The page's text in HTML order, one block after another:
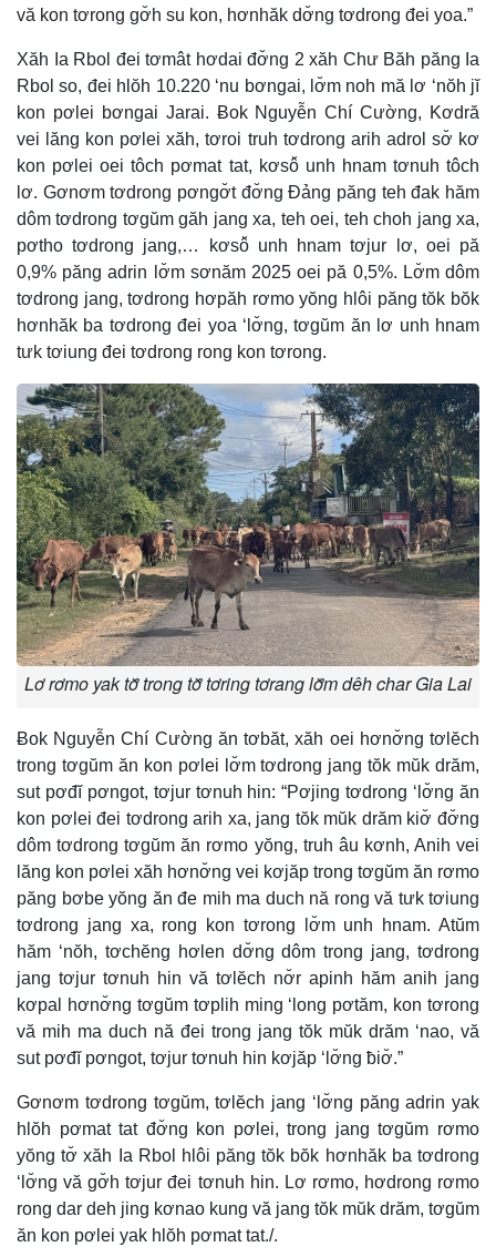
vă kon tơrong gơ̆h su kon, hơnhăk dơ̆ng tơdrong đei yoa.”
Xăh Ia Rbol đei tơmât hơdai đơ̆ng 2 xăh Chư Băh păng Ia
Rbol so, đei hlŏh 10.220 ‘nu bơngai, lơ̆m noh mă lơ ‘nŏh jĭ
kon pơlei bơngai Jarai. Ƀok Nguyễn Chí Cường, Kơdră
vei lăng kon pơlei xăh, tơroi truh tơdrong arih adrol sơ̆ kơ
kon pơlei oei tôch pơmat tat, kơsô̆ unh hnam tơnuh tôch
lơ. Gơnơm tơdrong pơngơ̆t đơ̆ng Đảng păng teh đak hăm
dôm tơdrong tơgŭm găh jang xa, teh oei, teh choh jang xa,
pơtho tơdrong jang,… kơsô̆ unh hnam tơjur lơ, oei pă
0,9% păng adrin lơ̆m sơnăm 2025 oei pă 0,5%. Lơ̆m dôm
tơdrong jang, tơdrong hơpăh rơmo yŏng hlôi păng tŏk bŏk
hơnhăk ba tơdrong đei yoa ‘lơ̆ng, tơgŭm ăn lơ unh hnam
tưk tơiung đei tơdrong rong kon tơrong.
Lơ rơmo yak tơ̆ trong tơ̆ tơring tơrang lơ̆m dêh char Gia Lai
Ƀok Nguyễn Chí Cường ăn tơbăt, xăh oei hơnơ̆ng tơlĕch
trong tơgŭm ăn kon pơlei lơ̆m tơdrong jang tŏk mŭk drăm,
sut pơđĭ pơngot, tơjur tơnuh hin: “Pơjing tơdrong ‘lơ̆ng ăn
kon pơlei đei tơdrong arih xa, jang tŏk mŭk drăm kiơ̆ đơ̆ng
dôm tơdrong tơgŭm ăn rơmo yŏng, truh âu kơnh, Anih vei
lăng kon pơlei xăh hơnơ̆ng vei kơjăp trong tơgŭm ăn rơmo
păng bơbe yŏng ăn đe mih ma duch nă rong vă tưk tơiung
tơdrong jang xa, rong kon tơrong lơ̆m unh hnam. Atŭm
hăm ‘nŏh, tơchĕng hơlen dơ̆ng dôm trong jang, tơdrong
jang tơjur tơnuh hin vă tơlĕch nơ̆r apinh hăm anih jang
kơpal hơnơ̆ng tơgŭm tơplih ming ‘long pơtăm, kon tơrong
vă mih ma duch nă đei trong jang tŏk mŭk drăm ‘nao, vă
sut pơđĭ pơngot, tơjur tơnuh hin kơjăp ‘lơ̆ng ƀiơ̆.”
Gơnơm tơdrong tơgŭm, tơlĕch jang ‘lơ̆ng păng adrin yak
hlŏh pơmat tat đơ̆ng kon pơlei, trong jang tơgŭm rơmo
yŏng tơ̆ xăh Ia Rbol hlôi păng tŏk bŏk hơnhăk ba tơdrong
‘lơ̆ng vă gơ̆h tơjur đei tơnuh hin. Lơ rơmo, hơdrong rơmo
rong dar deh jing kơnao kung vă jang tŏk mŭk drăm, tơgŭm
ăn kon pơlei yak hlŏh pơmat tat./.